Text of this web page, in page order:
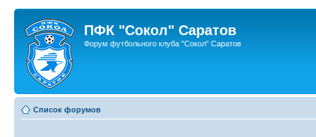
ПФК "Сокол" Саратов
Форум футбольного клуба "Сокол" Саратов
Список форумов